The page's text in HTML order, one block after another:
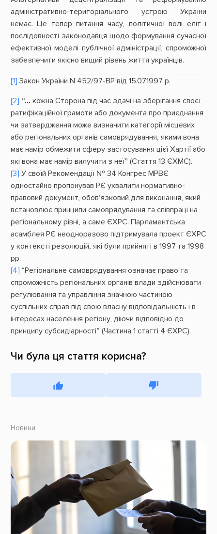
адміністративно-територіального устрою України
немає. Це тепер питання часу, політичної волі еліт і
послідовності законодавця щодо формування сучасної
ефективної моделі публічної адміністрації, спроможної
забезпечити якісно вищий рівень життя українців.
[1] Закон України N 452/97-ВР від 15.07.1997 р.
[2] “… кожна Сторона під час здачі на зберігання своєї
ратифікаційної грамоти або документа про приєднання
чи затвердження може визначити категорії місцевих
або регіональних органів самоврядування, якими вона
має намір обмежити сферу застосування цієї Хартії або
які вона має намір вилучити з неї” (Стаття 13 ЄХМС).
[3] У своїй Рекомендації № 34 Конгрес МРВЄ
одностайно пропонував РЄ ухвалити нормативно-
правовий документ, обов’язковий для виконання, який
встановлює принципи самоврядування та співпраці на
регіональному рівні, а саме ЄХРС. Парламентська
асамблея РЄ неодноразово підтримувала проект ЄХРС
у контексті резолюцій, які були прийняті в 1997 та 1998
рр.
[4] “Регіональне самоврядування означає право та
спроможність регіональних органів влади здійснювати
регулювання та управління значною частиною
суспільних справ під свою власну відповідальність і в
інтересах населення регіону, діючи відповідно до
принципу субсидіарності” (Частина 1 статті 4 ЄХРС).
Чи була ця стаття корисна?
Новини